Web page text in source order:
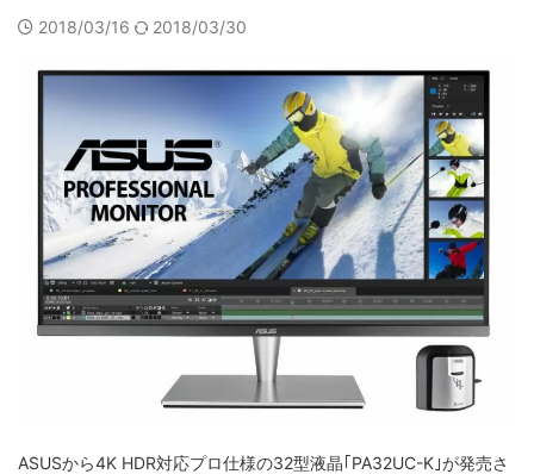
2018/03/16 2018/03/30
ASUSから4K HDR対応プロ仕様の32型液晶｢PA32UC-K｣が発売さ